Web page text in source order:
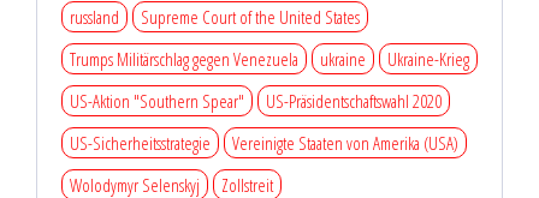
russland
Supreme Court of the United States
Trumps Militärschlag gegen Venezuela
ukraine
Ukraine-Krieg
US-Aktion "Southern Spear"
US-Präsidentschaftswahl 2020
US-Sicherheitsstrategie
Vereinigte Staaten von Amerika (USA)
Wolodymyr Selenskyj
Zollstreit